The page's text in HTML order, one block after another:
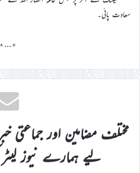
سعادت پائی۔
مختلف مضامین اور
لیے ہمارے نیوز